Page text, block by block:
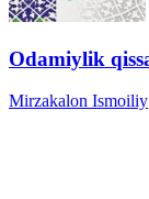
Odamiylik
Mirzakalon Ismoiliy